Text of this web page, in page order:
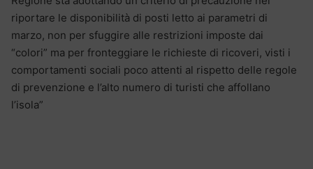
riportare le disponibilità di posti letto ai parametri di
marzo, non per sfuggire alle restrizioni imposte dai
“colori” ma per fronteggiare le richieste di ricoveri, visti i
comportamenti sociali poco attenti al rispetto delle regole
di prevenzione e l’alto numero di turisti che affollano
l’isola”